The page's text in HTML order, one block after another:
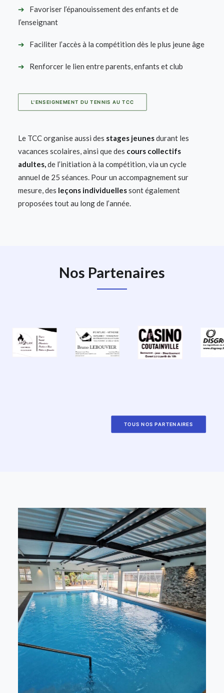
➔
Favoriser l’épanouissement des enfants et de
l’enseignant
➔ Faciliter l’accès à la compétition dès le plus jeune âge
➔ Renforcer le lien entre parents, enfants et club
L'ENSEIGNEMENT DU TENNIS AU TCC
Le TCC organise aussi des stages jeunesdurant les
vacances scolaires, ainsi que des cours collectifs
adultes,de l’initiation à la compétition, via un cycle
annuel de 25 séances. Pour un accompagnement sur
mesure, des leçons individuellessont également
proposées tout au long de l’année.
Nos Partenaires
TOUS NOS PARTENAIRES